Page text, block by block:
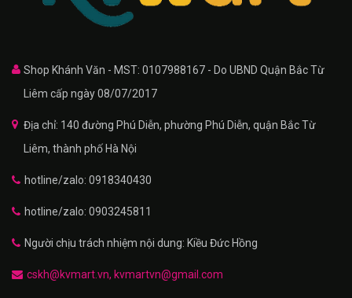
Shop Khánh Văn - MST: 0107988167 - Do UBND Quận Bắc Từ
Liêm cấp ngày 08/07/2017
Địa chỉ: 140 đường Phú Diễn, phường Phú Diễn, quận Bắc Từ
Liêm, thành phố Hà Nội
hotline/zalo: 0918340430
hotline/zalo: 0903245811
Người chịu trách nhiệm nội dung: Kiều Đức Hồng
cskh@kvmart.vn, kvmartvn@gmail.com